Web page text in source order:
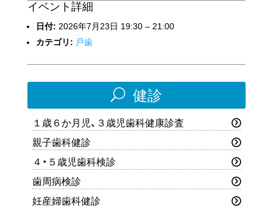
イベント詳細
日付: 2026年7月23日 19:30– 21:00
カテゴリ: 戸歯
U 健診
１歳６か月児、３歳児歯科健康診査
親子歯科健診
４・５歳児歯科検診
歯周病検診
妊産婦歯科健診